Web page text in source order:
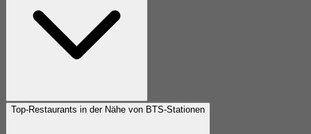
Top-Restaurants in der Nähe von BTS-Stationen